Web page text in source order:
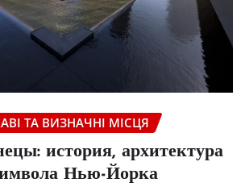
ТА ВИЗНАЧНІ МІСЦЯ
история, архитектура
Нью-Йорка